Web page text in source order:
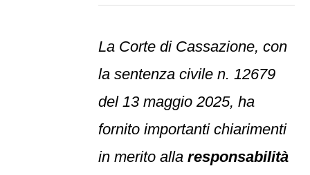
La Corte di Cassazione, con
la sentenza civile n. 12679
del 13 maggio 2025, ha
fornito importanti chiarimenti
in merito allaresponsabilità